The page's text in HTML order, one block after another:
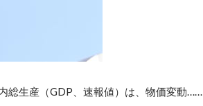
総生産（GDP、速報値）は、物価変動……